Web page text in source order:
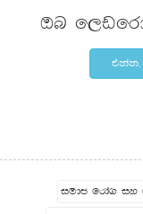
Tn f,vfrda.
tkak"
iudc frda. iy